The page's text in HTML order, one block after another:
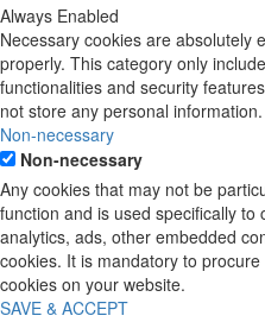
Always Enabled
Necessary cookies are absolutely
properly. This category only
functionalities and security
not store any personal information.
Non-necessary
Non-necessary
Any cookies that may not be
function and is used specifically
analytics, ads, other embedded
cookies. It is mandatory to
cookies on your website.
SAVE & ACCEPT